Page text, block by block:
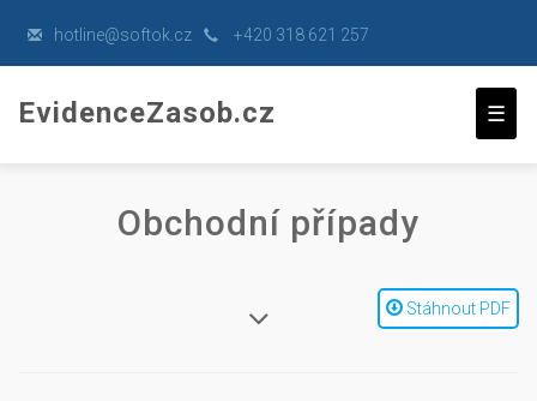
☰
hot line@softok.cz +420 318 621 257
EvidenceZasob.cz
Stáhnout PDF
Obchodní případy